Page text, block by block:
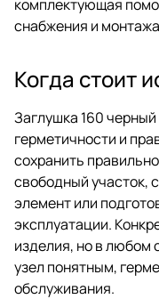
комплектующая
снабжения и
Когда стоит
Заглушка 160
герметичности и
сохранить
свободный участок,
элемент или
эксплуатации.
изделия, но в любом
узел понятным,
обслуживания.